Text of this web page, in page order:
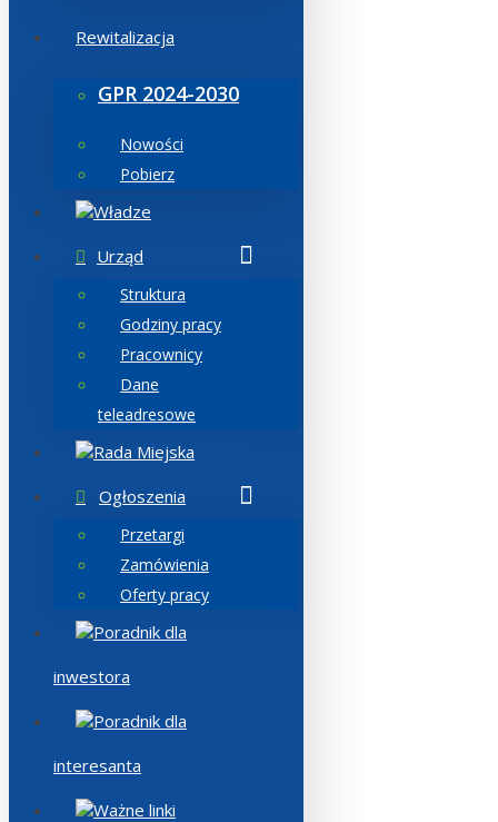
Rewitalizacja
GPR 2024-2030
Nowości
Pobierz
Władze
Urząd
Struktura
Godziny pracy
Pracownicy
Dane
teleadresowe
Rada Miejska
Ogłoszenia
Przetargi
Zamówienia
Oferty pracy
Poradnik dla
inwestora
Poradnik dla
interesanta
Ważne linki